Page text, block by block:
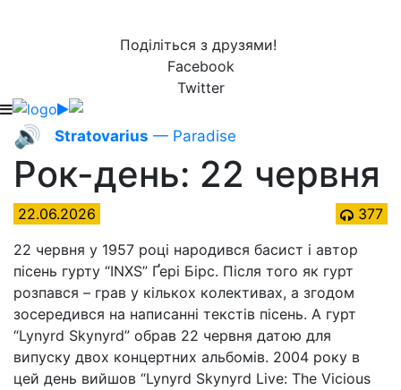
Поділіться з друзями!
Facebook
Twitter
🔊 Stratovarius — Paradise
Рок-день: 22 червня
22.06.2026
377
22 червня у 1957 році народився басист і автор
пісень гурту “INXS” Ґері Бірс. Після того як гурт
розпався – грав у кількох колективах, а згодом
зосередився на написанні текстів пісень. А гурт
“Lynyrd Skynyrd” обрав 22 червня датою для
випуску двох концертних альбомів. 2004 року в
цей день вийшов “Lynyrd Skynyrd Live: The Vicious